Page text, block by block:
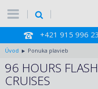
+421 915 996
Úvod Ponuka plavieb
96 HOURS
CRUISES